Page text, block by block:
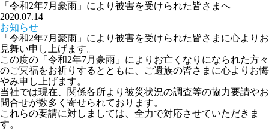
「令和2年7月豪雨」により被害を受けられた皆さまへ
2020.07.14
お知らせ
「令和2年7月豪雨」により被害を受けられた皆さまに心よりお
見舞い申し上げます。
この度の「令和2年7月豪雨」によりお亡くなりになられた方々
のご冥福をお祈りするとともに、ご遺族の皆さまに心よりお悔
やみ申し上げます。
当社では現在、関係各所より被災状況の調査等の協力要請やお
問合せが数多く寄せられております。
これらの要請に対しましては、全力で対応させていただきま
す。